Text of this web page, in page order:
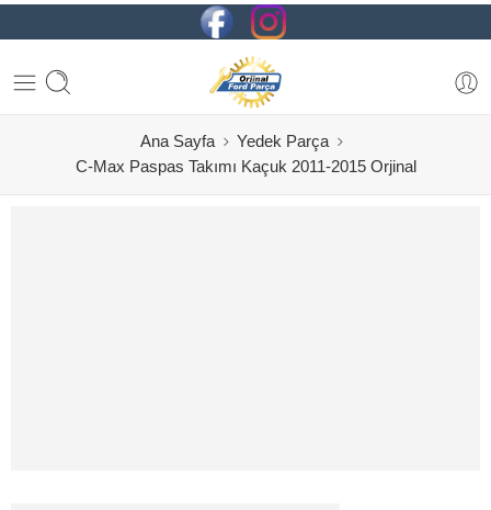
Ana Sayfa
Yedek Parça
C-Max Paspas Takımı Kaçuk 2011-2015 Orjinal